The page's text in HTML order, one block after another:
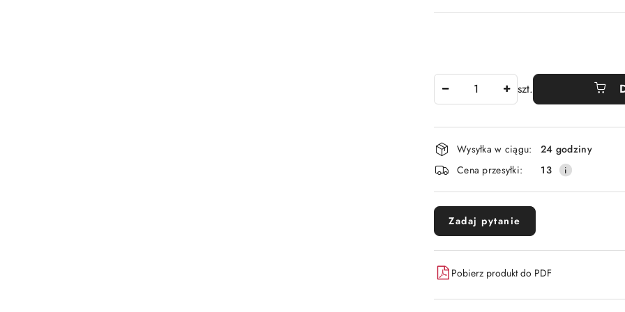
szt.
Dostępność
i
dostawa
Wysyłka w ciągu:
24 godziny
Cena przesyłki:
13
Zadaj pytanie
Pobierz produkt do PDF